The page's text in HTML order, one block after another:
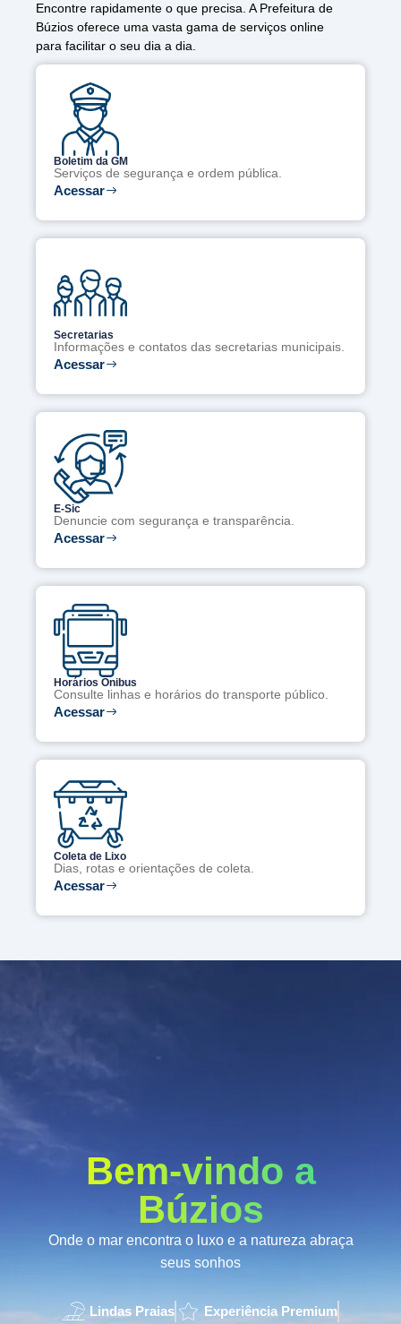
Encontre rapidamente o que precisa. A Prefeitura de
Búzios oferece uma vasta gama de serviços online
para facilitar o seu dia a dia.
Boletim da GM
Serviços de segurança e ordem pública.
Acessar
Secretarias
Informações e contatos das secretarias municipais.
Acessar
E-Sic
Denuncie com segurança e transparência.
Acessar
Horários Ônibus
Consulte linhas e horários do transporte público.
Acessar
Coleta de Lixo
Dias, rotas e orientações de coleta.
Acessar
Bem-vindo a
Búzios
Onde o mar encontra o luxo e a natureza abraça
seus sonhos
Lindas Praias Experiência Premium